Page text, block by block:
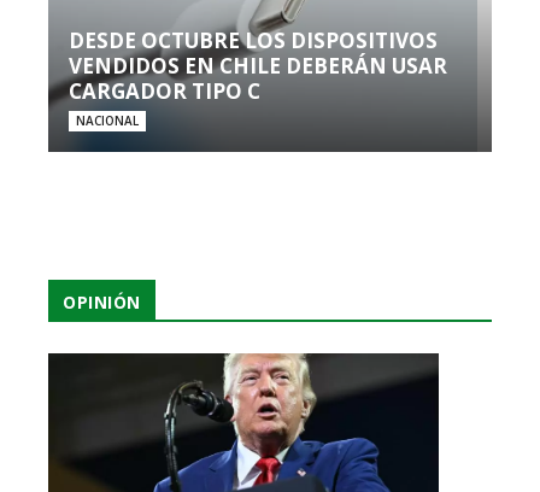
DESDE OCTUBRE LOS DISPOSITIVOS
VENDIDOS EN CHILE DEBERÁN USAR
CARGADOR TIPO C
NACIONAL
OPINIÓN